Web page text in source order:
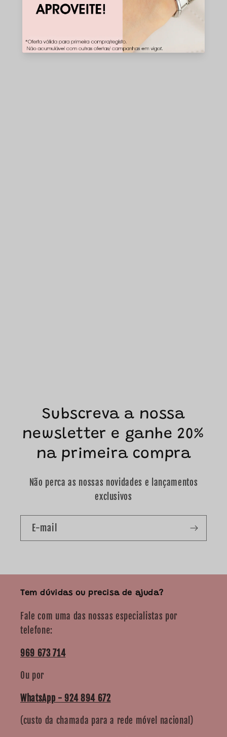
Subscreva a nossa
newsletter e ganhe 20%
na primeira compra
Não perca as nossas novidades e lançamentos
exclusivos
E-mail
Tem dúvidas ou precisa de ajuda?
Fale com uma das nossas especialistas por
telefone:
969 673 714
Ou por
WhatsApp - 924 894 672
(custo da chamada para a rede móvel nacional)